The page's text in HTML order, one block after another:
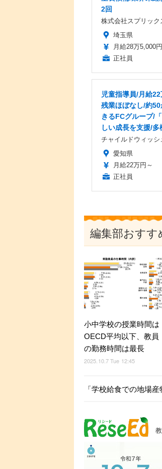
2回
株式会社スプリック
埼玉県
月給28万5,000
正社員
児童指導員/月給
残業ほぼなし/約
きるFCグループ/
しい成長を支援/
チャイルドウィッシ
愛知県
月給22万円～
正社員
編集部おすす
小中学校の授業時間は
OECD平均以下、教員
の勤務時間は最長
2025.10.7 Tue 12:45
「学校給食での地場